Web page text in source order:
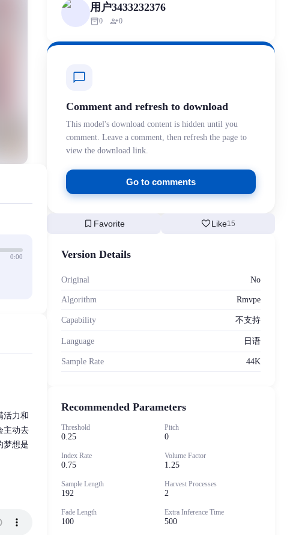
0:00
活力和
主动去
梦想是
用户3433232376
inventory_20 person_add0
chat_bubble
Comment and refresh to download
This model's download content is hidden until you
comment. Leave a comment, then refresh the page to
view the download link.
Go to comments
bookmark Favorite favoriteLike15
Version Details
Original No
Algorithm Rmvpe
Capability 不支持
Language 日语
Sample Rate 44K
Recommended Parameters
Threshold
0.25
Pitch
0
Index Rate
0.75
Volume Factor
1.25
Sample Length
192
Harvest Processes
2
Fade Length
100
Extra Inference Time
500